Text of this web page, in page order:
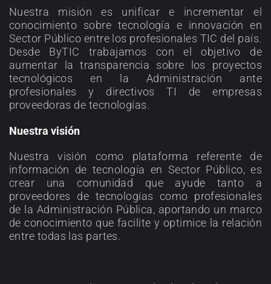
Nuestra misión es unificar e incrementar el
conocimiento sobre tecnología e innovación en
Sector Público entre los profesionales TIC del país.
Desde ByTIC trabajamos con el objetivo de
aumentar la transparencia sobre los proyectos
tecnológicos en la Administración ante
profesionales y directivos TI de empresas
proveedoras de tecnologías.
Nuestra visión
Nuestra visión como plataforma referente de
información de tecnología en Sector Público, es
crear una comunidad que ayude tanto a
proveedores de tecnologías como profesionales
de la Administración Pública, aportando un marco
de conocimiento que facilite y optimice la relación
entre todas las partes.